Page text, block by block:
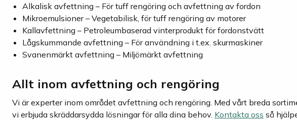
Alkalisk avfettning – För tuff rengöring och avfettning av fordon
Mikroemulsioner – Vegetabilisk, för tuff rengöring av motorer
Kallavfettning – Petroleumbaserad vinterprodukt för fordonstvätt
Lågskummande avfettning – För användning i t.ex. skurmaskiner
Svanenmärkt avfettning – Miljömärkt avfettning
Allt inom avfettning och rengöring
Vi är experter inom området avfettning och rengöring. Med vårt breda
vi erbjuda skräddarsydda lösningar för alla dina behov. Kontakta oss så